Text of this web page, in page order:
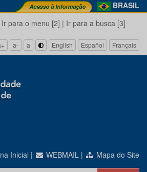
BRASIL
Ir para o menu [2] | Ir para a busca [3]
a- a English Español Français
Inicial | WEBMAIL | Mapa do Site